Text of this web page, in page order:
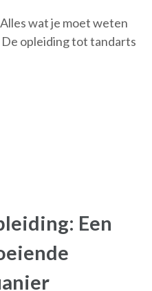
wat je moet weten
opleiding tot tandarts
Een